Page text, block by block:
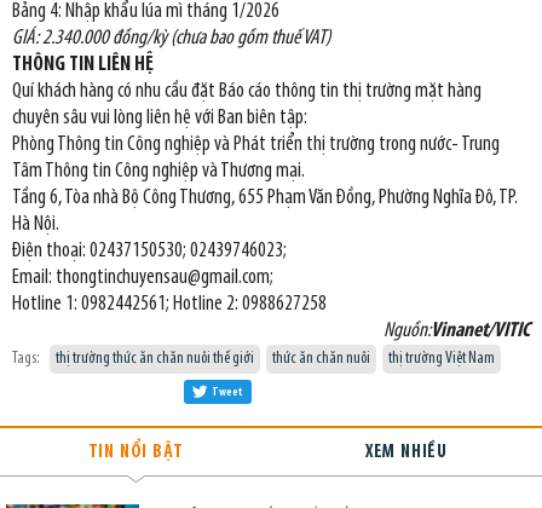
Bảng 4: Nhập khẩu lúa mì tháng 1/2026
GIÁ: 2.340.000 đồng/kỳ (chưa bao gồm thuế VAT)
THÔNG TIN LIÊN HỆ
Quí khách hàng có nhu cầu đặt Báo cáo thông tin thị trường mặt hàng
chuyên sâu vui lòng liên hệ với Ban biên tập:
Phòng Thông tin Công nghiệp và Phát triển thị trường trong nước- Trung
Tâm Thông tin Công nghiệp và Thương mại.
Tầng 6, Tòa nhà Bộ Công Thương, 655 Phạm Văn Đồng, Phường Nghĩa Đô, TP.
Hà Nội.
Điện thoại: 02437150530; 02439746023;
Email: thongtinchuyensau@gmail.com;
Hotline 1: 0982442561; Hotline 2: 0988627258
Nguồn:Vinanet/VITIC
Tags: thị trường thức ăn chăn nuôi thế giới thức ăn chăn nuôi thị trường Việt Nam
Tweet
TIN NỔI BẬT XEM NHIỀU